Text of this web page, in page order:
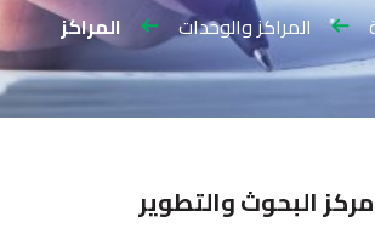
المراكز والوحدات المراكز
مركز البحوث والتطوير